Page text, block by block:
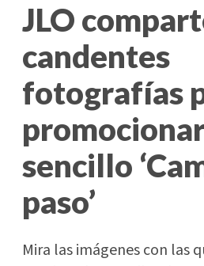
JLO
candentes
fotografías
sencillo
paso’
Mira las imágenes con las